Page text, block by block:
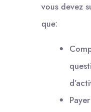
vous devez
que: